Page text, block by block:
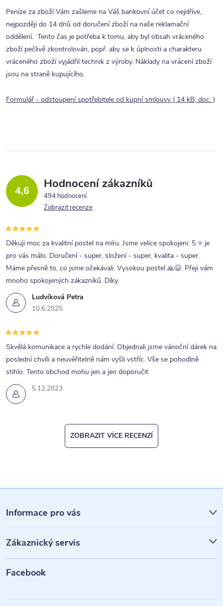
Peníze za zboží Vám zašleme na Váš bankovní účet co nejdříve,
nejpozději do 14 dnů od doručení zboží na naše reklamační
oddělení. Tento čas je potřeba k tomu, aby byl obsah vráceného
zboží pečlivě zkontrolován, popř. aby se k úplnosti a charakteru
vráceného zboží vyjádřil technik z výroby. Náklady na vrácení zboží
jsou na straně kupujícího.
Formulář - odstoupení spotřebitele od kupní smlouvy ( 14 kB, doc. )
4,6 Hodnocení zákazníků
494 hodnocení
Zobrazit recenze
Ludvíková Petra
10.6.2025
Děkuji moc za kvalitní postel na míru. Jsme velice spokojeni. 5 ⭐ je
pro vás málo. Doručení - super, složení - super, kvalita - super.
Máme přesně to, co jsme očekávali. Vysokou postel 🙏😉. Přeji vám
mnoho spokojených zákazníků. Díky.
5.12.2023
Skvělá komunikace a rychle dodání. Objednali jsme vánoční dárek na
poslední chvíli a neuvěřitelně nám vyšli vstříc. Vše se pohodlně
stihlo. Tento obchod mohu jen a jen doporučit
ZOBRAZIT VÍCE RECENZÍ
á
p
a
Informace pro vás
Zákaznický servis
Facebook